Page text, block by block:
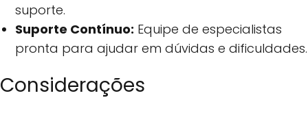
suporte.
Suporte Contínuo: Equipe de especialistas
pronta para ajudar em dúvidas e dificuldades.
Considerações